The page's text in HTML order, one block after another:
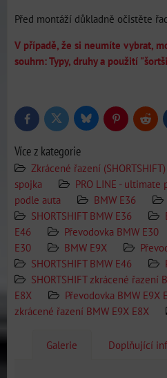
Před montáží důkladně očistěte
V případě, že si neumíte vybrat,
souhrn: Typy, druhy a použití
FacebookTwitter BlueskyPinterestReddit
Více z kategorie
Zkrácené řazení (SHORTSHIFT)
spojka
PRO LINE - ultimate
podle auta
BMW E36
SHORTSHIFT BMW E36
E46
Převodovka BMW E30
E30
BMW E9X
SHORTSHIFT BMW E46
SHORTSHIFT zkrácené řazení
E8X
Převodovka BMW E9X
zkrácené řazení BMW E9X E8X
Galerie Doplňující